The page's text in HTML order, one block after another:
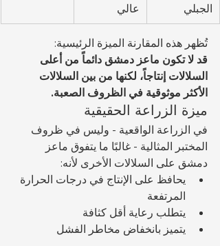
الجبلي
عالي
تُظهر هذه المقارنة الميزة الرئيسية:
قد لا تكون ماعز دمشق دائماً من أعلى
السلالات إنتاجاً، لكنها من بين السلالات
الأكثر موثوقية في الظروف الصعبة.
ميزة الزراعة الحقيقية
في الزراعة الواقعية - وليس في ظروف
المختبر المثالية - غالبًا ما يتفوق ماعز
دمشق على السلالات الأخرى لأنه:
يحافظ على الإنتاج في درجات الحرارة
المرتفعة
يتطلب رعاية أقل كثافة
يتميز بانخفاض مخاطر الفشل